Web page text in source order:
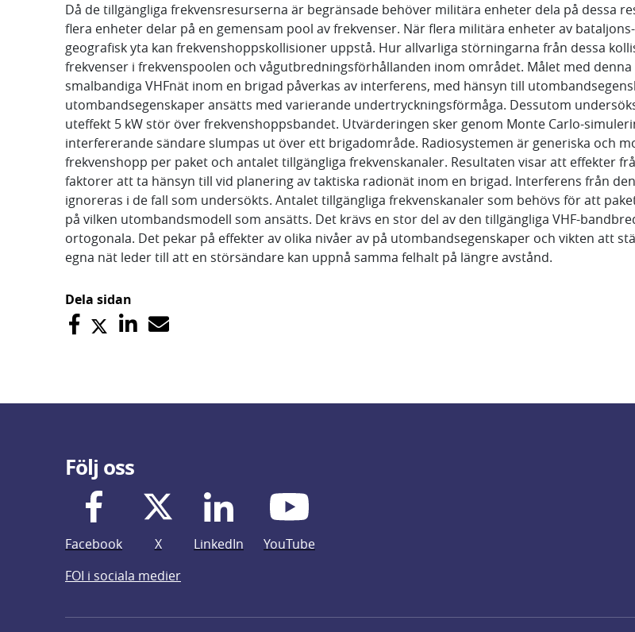
Då de tillgängliga frekvensresurserna är begränsade behöver militära enheter dela på dessa
flera enheter delar på en gemensam pool av frekvenser. När flera militära enheter av
geografisk yta kan frekvenshoppskollisioner uppstå. Hur allvarliga störningarna från dessa
frekvenser i frekvenspoolen och vågutbredningsförhållanden inom området. Målet med
smalbandiga VHFnät inom en brigad påverkas av interferens, med hänsyn till
utombandsegenskaper ansätts med varierande undertryckningsförmåga. Dessutom
uteffekt 5 kW stör över frekvenshoppsbandet. Utvärderingen sker genom Monte Carlo-
interfererande sändare slumpas ut över ett brigadområde. Radiosystemen är generiska och
frekvenshopp per paket och antalet tillgängliga frekvenskanaler. Resultaten visar att effekter
faktorer att ta hänsyn till vid planering av taktiska radionät inom en brigad. Interferens från
ignoreras i de fall som undersökts. Antalet tillgängliga frekvenskanaler som behövs för att
på vilken utombandsmodell som ansätts. Det krävs en stor del av den tillgängliga VHF-
ortogonala. Det pekar på effekter av olika nivåer av på utombandsegenskaper och vikten att
egna nät leder till att en störsändare kan uppnå samma felhalt på längre avstånd.
Dela sidan
Följ oss
Facebook X LinkedIn
YouTube
FOI i sociala medier